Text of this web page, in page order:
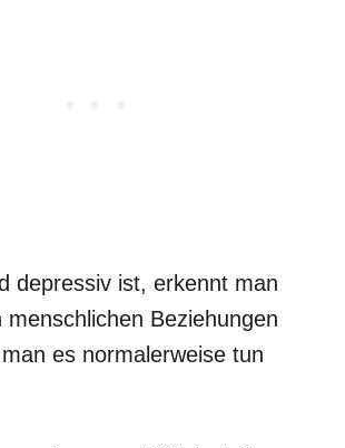
depressiv ist, erkennt man
menschlichen Beziehungen
es normalerweise tun